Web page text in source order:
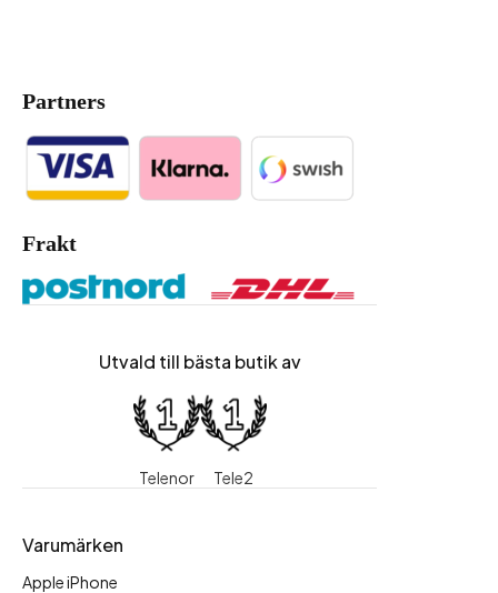
Partners
Frakt
Utvald till bästa butik av
Telenor Tele2
Varumärken
Apple iPhone